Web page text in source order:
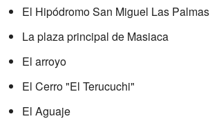
El Hipódromo San Miguel Las Palmas
La plaza principal de Masiaca
El arroyo
El Cerro "El Terucuchi"
El Aguaje